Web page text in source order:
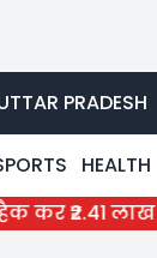
PRADESH
HEALTH
की साइबर